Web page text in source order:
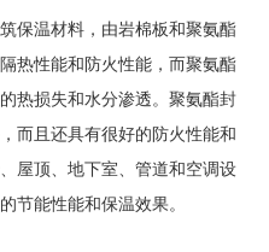
保温材料，由岩棉板和聚氨酯
热性能和防火性能，而聚氨酯
热损失和水分渗透。聚氨酯封
而且还具有很好的防火性能和
屋顶、地下室、管道和空调设
节能性能和保温效果。